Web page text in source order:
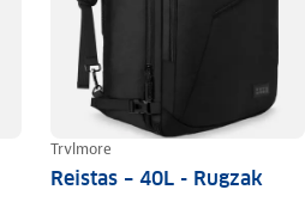
Trvlmore
Reistas – 40L - Rugzak